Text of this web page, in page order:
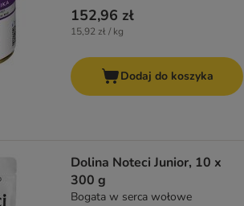
152,96 zł
15,92 zł / kg
Dodaj do koszyka
Dolina Noteci Junior, 10 x
300 g
Bogata w serca wołowe